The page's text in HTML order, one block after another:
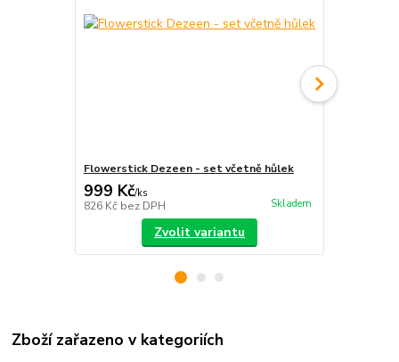
Flowerstick Dezeen - set včetně hůlek
999 Kč/ks
826 Kč bez DPH Skladem
Zvolit variantu
Zboží zařazeno v kategoriích